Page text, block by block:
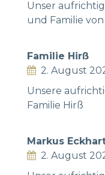
Unser
und Familie
Familie Hirß
2. August
Unsere
Familie Hirß
Markus
2. August